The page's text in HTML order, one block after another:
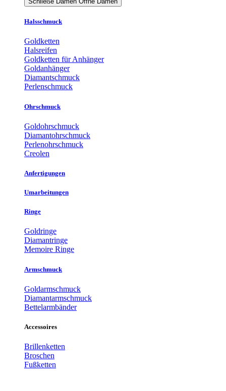
Halsschmuck
Goldketten
Halsreifen
Goldketten für Anhänger
Goldanhänger
Diamantschmuck
Perlenschmuck
Ohrschmuck
Goldohrschmuck
Diamantohrschmuck
Perlenohrschmuck
Creolen
Anfertigungen
Umarbeitungen
Ringe
Goldringe
Diamantringe
Memoire Ringe
Armschmuck
Goldarmschmuck
Diamantarmschmuck
Bettelarmbänder
Accessoires
Brillenketten
Broschen
Fußketten